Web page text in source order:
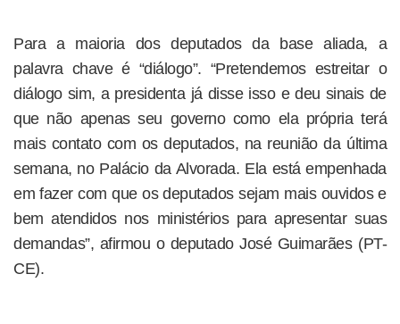
Para a maioria dos deputados da base aliada, a
palavra chave é “diálogo”. “Pretendemos estreitar o
diálogo sim, a presidenta já disse isso e deu sinais de
que não apenas seu governo como ela própria terá
mais contato com os deputados, na reunião da última
semana, no Palácio da Alvorada. Ela está empenhada
em fazer com que os deputados sejam mais ouvidos e
bem atendidos nos ministérios para apresentar suas
demandas”, afirmou o deputado José Guimarães (PT-
CE).